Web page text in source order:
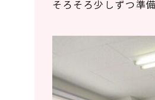
そろそろ少しずつ準